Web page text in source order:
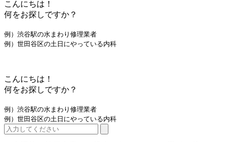
こんにちは！
何をお探しですか？
例）渋谷駅の水まわり修理業者
例）世田谷区の土日にやっている内科
こんにちは！
何をお探しですか？
例）渋谷駅の水まわり修理業者
例）世田谷区の土日にやっている内科